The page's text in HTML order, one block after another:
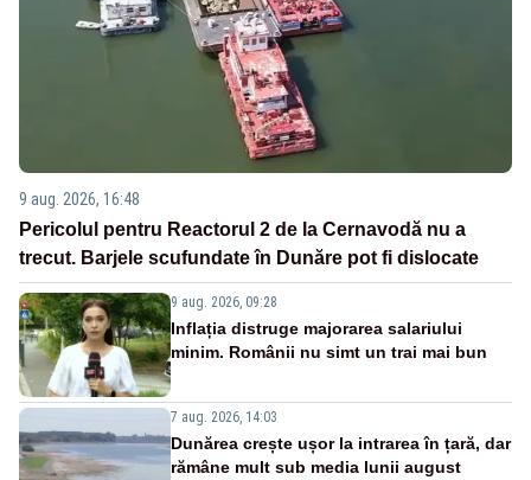
9 aug. 2026, 16:48
Pericolul pentru Reactorul 2 de la Cernavodă nu a
trecut. Barjele scufundate în Dunăre pot fi dislocate
9 aug. 2026, 09:28
Inflația distruge majorarea salariului
minim. Românii nu simt un trai mai bun
7 aug. 2026, 14:03
Dunărea crește ușor la intrarea în țară, dar
rămâne mult sub media lunii august